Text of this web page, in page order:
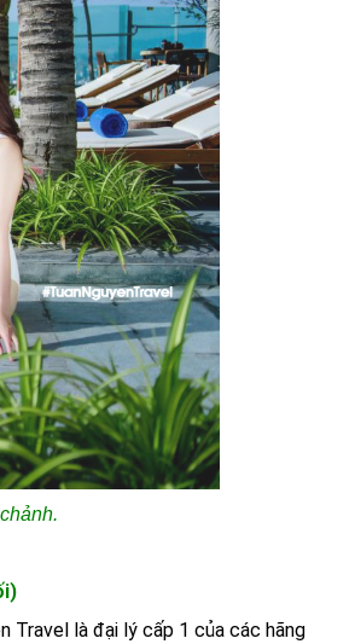
Travel là đại lý cấp 1 của các hãng